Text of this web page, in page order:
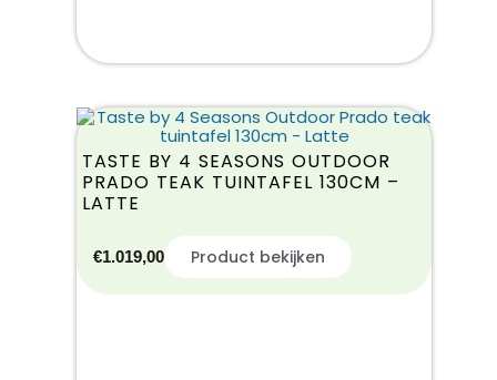
TASTE BY 4 SEASONS OUTDOOR
PRADO TEAK TUINTAFEL 130CM –
LATTE
€1.019,00 Product bekijken